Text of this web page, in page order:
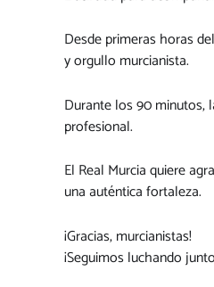
Desde primeras horas
y orgullo murcianista.
Durante los 90 minutos,
profesional.
El Real Murcia quiere
una auténtica fortaleza.
¡Gracias, murcianistas!
¡Seguimos luchando